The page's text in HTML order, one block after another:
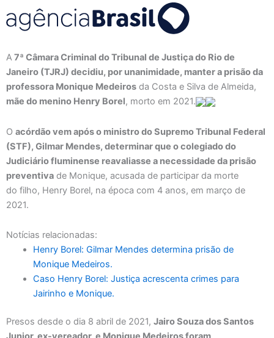
A7ª Câmara Criminal do Tribunal de Justiça do Rio de
Janeiro (TJRJ) decidiu, por unanimidade, manter a prisão da
professora Monique Medeiros da Costa e Silva de Almeida,
mãe do menino Henry Borel, morto em 2021.
O acórdão vem após o ministro do Supremo Tribunal Federal
(STF), Gilmar Mendes, determinar que o colegiado do
Judiciário fluminense reavaliasse a necessidade da prisão
preventiva de Monique, acusada de participar da morte
do filho, Henry Borel, na época com 4 anos, em março de
2021.
Notícias relacionadas:
Henry Borel: Gilmar Mendes determina prisão de
Monique Medeiros.
Caso Henry Borel: Justiça acrescenta crimes para
Jairinho e Monique.
Presos desde o dia 8 abril de 2021, Jairo Souza dos Santos